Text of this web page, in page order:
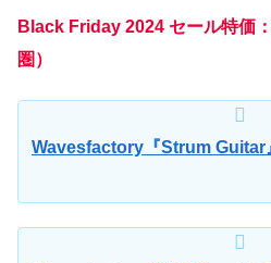
Black Friday 2024 セール特価
圏）
Wavesfactory『Strum Guitar